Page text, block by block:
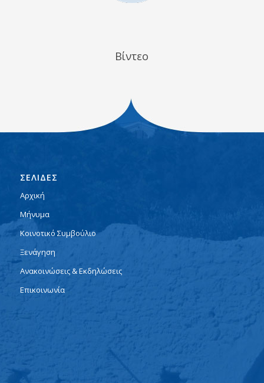
Βίντεο
ΣΕΛΙΔΕΣ
Αρχική
Μήνυμα
Κοινοτικό Συμβούλιο
Ξενάγηση
Ανακοινώσεις & Εκδηλώσεις
Επικοινωνία